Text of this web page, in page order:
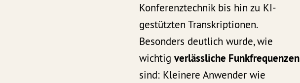
Konferenztechnik bis hin zu KI-
gestützten Transkriptionen.
Besonders deutlich wurde, wie
wichtigverlässliche Funkfrequenzen
sind: Kleinere Anwender wie